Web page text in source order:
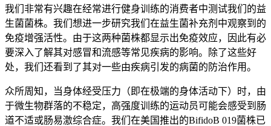
我们非常有兴趣在经常进行健身训练的消费者中测试我们的益
生菌菌株。我们想进一步研究我们在益生菌补充剂中观察到的
免疫增强活性。由于这两种菌株都显示出免疫效应，因此有必
要深入了解其对感冒和流感等常见疾病的影响。除了这些好
处，我们还看到了其对一些由疾病引发的病菌的防治作用。
众所周知，当身体经受压力（即在极端的身体活动下）时，由
于微生物群落的不稳定，高强度训练的运动员可能会感受到肠
道不适或肠易激综合症。我们在美国推出的BifidoB 019菌株已